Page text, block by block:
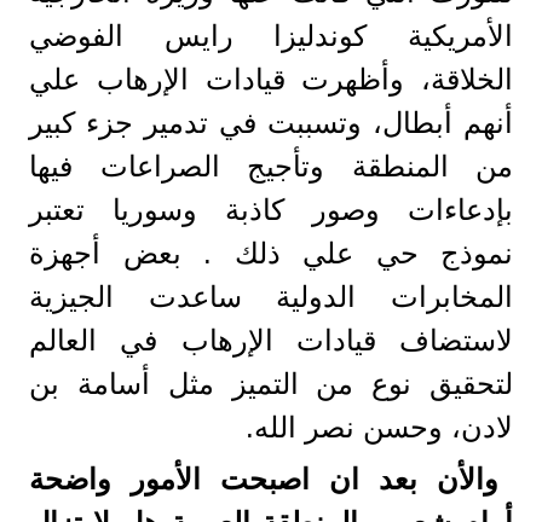
الأمريكية كوندليزا رايس الفوضي
الخلاقة، وأظهرت قيادات الإرهاب علي
أنهم أبطال، وتسببت في تدمير جزء كبير
من المنطقة وتأجيج الصراعات فيها
بإدعاءات وصور كاذبة وسوريا تعتبر
نموذج حي علي ذلك . بعض أجهزة
المخابرات الدولية ساعدت الجيزية
لاستضاف قيادات الإرهاب في العالم
لتحقيق نوع من التميز مثل أسامة بن
لادن، وحسن نصر الله.
والأن بعد ان اصبحت الأمور واضحة